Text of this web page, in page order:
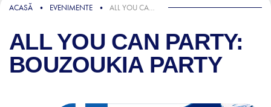
ACASĂ EVENIMENTE ALL YOU CAN PARTY: BOUZOUKIA PARTY
ALL YOU CAN PARTY:
BOUZOUKIA PARTY